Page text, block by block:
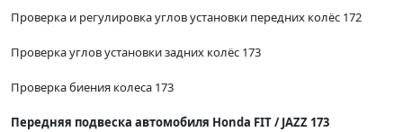
Проверка и регулировка углов установки передних колёс 172
Проверка углов установки задних колёс 173
Проверка биения колеса 173
Передняя подвеска автомобиля Honda FIT / JAZZ 173